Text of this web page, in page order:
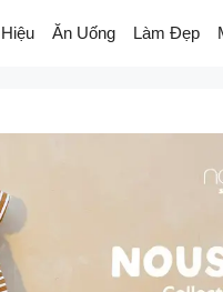
Ăn Uống Làm Đẹp